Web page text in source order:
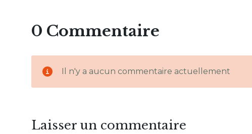
0 Commentaire
Il n'y a aucun commentaire actuellement
Laisser un commentaire